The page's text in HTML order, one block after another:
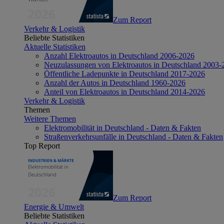
Zum Report
Verkehr & Logistik
Beliebte Statistiken
Aktuelle Statistiken
Anzahl Elektroautos in Deutschland 2006-2026
Neuzulassungen von Elektroautos in Deutschland 2003-
Öffentliche Ladepunkte in Deutschland 2017-2026
Anzahl der Autos in Deutschland 1960-2026
Anteil von Elektroautos in Deutschland 2014-2026
Verkehr & Logistik
Themen
Weitere Themen
Elektromobilität in Deutschland - Daten & Fakten
Straßenverkehrsunfälle in Deutschland - Daten & Fakten
Top Report
Zum Report
Energie & Umwelt
Beliebte Statistiken